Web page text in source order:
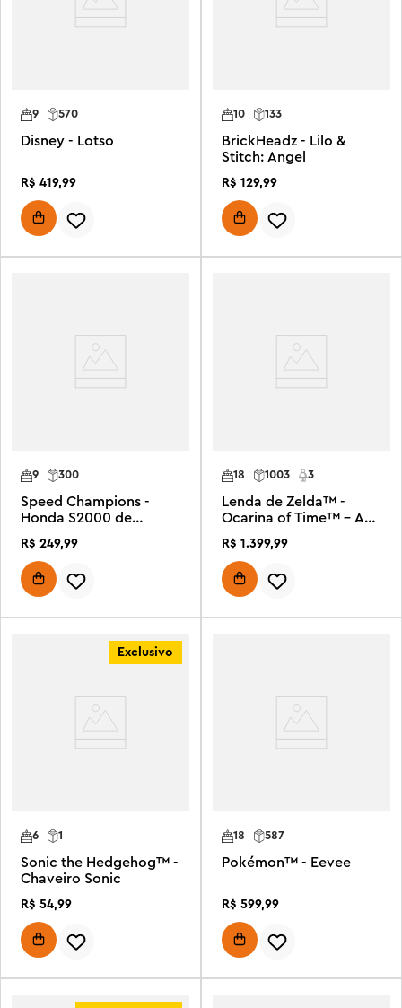
570
9
Disney - Lotso
R$ 419,99
10 133
BrickHeadz - Lilo &
Stitch: Angel
R$ 129,99
9 300
Speed Champions -
Honda S2000 de
R$ 249,99
1003 3
18
Lenda de Zelda™ -
Ocarina of Time™ – A
R$ 1 .399,99
Exclusivo
6 1
Sonic the Hedgehog™ -
Chaveiro Sonic
R$ 54,99
18 587
Pokémon™ - Eevee
R$ 599,99